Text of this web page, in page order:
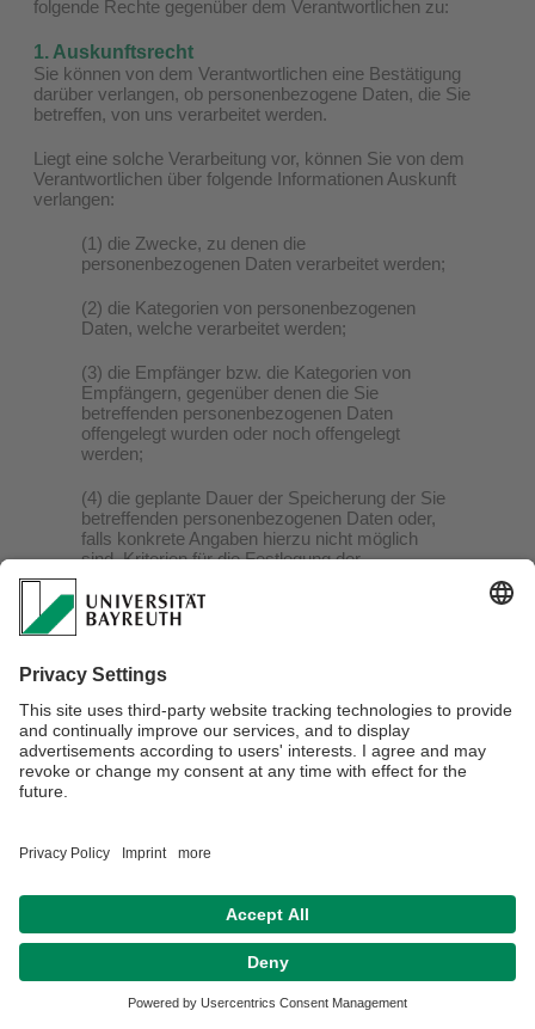
folgende Rechte gegenüber dem Verantwortlichen zu:
1. Auskunftsrecht
Sie können von dem Verantwortlichen eine Bestätigung
darüber verlangen, ob personenbezogene Daten, die Sie
betreffen, von uns verarbeitet werden.
Liegt eine solche Verarbeitung vor, können Sie von dem
Verantwortlichen über folgende Informationen Auskunft
verlangen:
(1) die Zwecke, zu denen die
personenbezogenen Daten verarbeitet werden;
(2) die Kategorien von personenbezogenen
Daten, welche verarbeitet werden;
(3) die Empfänger bzw. die Kategorien von
Empfängern, gegenüber denen die Sie
betreffenden personenbezogenen Daten
offengelegt wurden oder noch offengelegt
werden;
(4) die geplante Dauer der Speicherung der Sie
betreffenden personenbezogenen Daten oder,
falls konkrete Angaben hierzu nicht möglich
sind, Kriterien für die Festlegung der
(5) das Bestehen eines Rechts auf Berichtigung
personenbezogenen Daten, eines Rechts auf
Einschränkung der Verarbeitung durch den
Verantwortlichen oder eines
Widerspruchsrechts gegen diese Verarbeitung;
(6) das Bestehen eines Beschwerderechts bei
Herkunft der Daten, wenn die
betroffenen Person erhoben werden;
(8) das Bestehen einer automatisierten
Entscheidungsfindung einschließlich Profiling
gemäß Art. 22 Abs. 1 und 4 DSGVO und –
zumindest in diesen Fällen – aussagekräftige